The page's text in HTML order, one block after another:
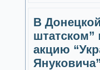
В
акцию